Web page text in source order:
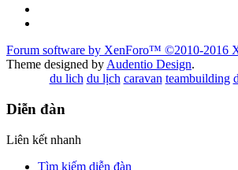
Forum software by XenForo™ ©2010-2016
Theme designed by Audentio Design.
du lich du lịch caravan teambuilding
Diễn đàn
Liên kết nhanh
Tìm kiếm diễn đàn